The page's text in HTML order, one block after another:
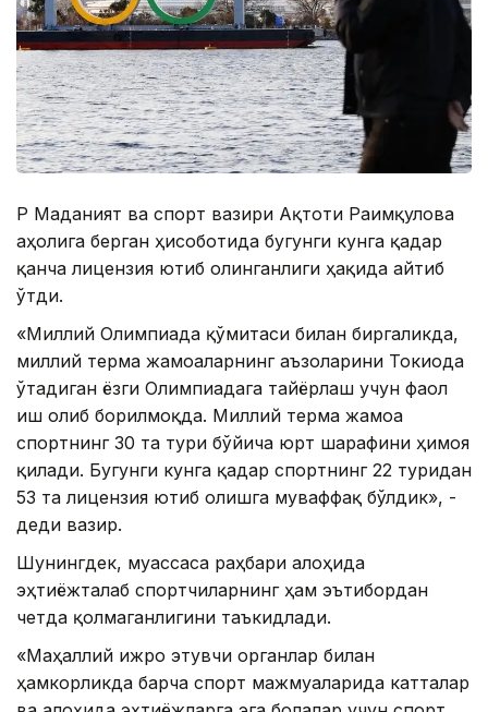
ҚР Маданият ва спорт вазири Ақтоти Раимқулова
аҳолига берган ҳисоботида бугунги кунга қадар
қанча лицензия ютиб олинганлиги ҳақида айтиб
ўтди.
«Миллий Олимпиада қўмитаси билан биргаликда,
миллий терма жамоаларнинг аъзоларини Токиода
ўтадиган ёзги Олимпиадага тайёрлаш учун фаол
иш олиб борилмоқда. Миллий терма жамоа
спортнинг 30 та тури бўйича юрт шарафини ҳимоя
қилади. Бугунги кунга қадар спортнинг 22 туридан
53 та лицензия ютиб олишга муваффақ бўлдик», -
деди вазир.
Шунингдек, муассаса раҳбари алоҳида
эҳтиёжталаб спортчиларнинг ҳам эътибордан
четда қолмаганлигини таъкидлади.
«Маҳаллий ижро этувчи органлар билан
ҳамкорликда барча спорт мажмуаларида катталар